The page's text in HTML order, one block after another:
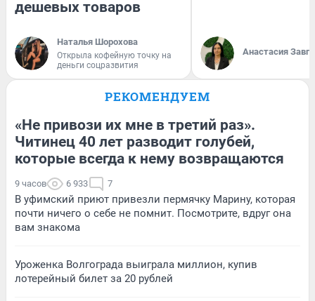
дешевых товаров
Наталья Шорохова
Открыла кофейную точку на
деньги соцразвития
Анастасия
РЕКОМЕНДУЕМ
«Не привози их мне в третий раз».
Читинец 40 лет разводит голубей,
которые всегда к нему возвращаются
9 часов 6 933 7
В уфимский приют привезли пермячку Марину, которая
почти ничего о себе не помнит. Посмотрите, вдруг она
вам знакома
Уроженка Волгограда выиграла миллион, купив
лотерейный билет за 20 рублей